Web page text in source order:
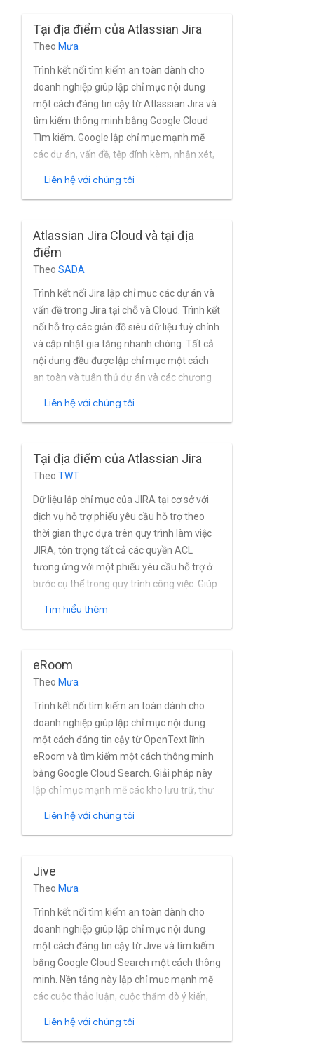
quản lý người dùng và nhóm được tích hợp
sẵn trong Cloud.
Tại địa điểm của Atlassian Jira
Theo Mưa
Trình kết nối tìm kiếm an toàn dành cho
doanh nghiệp giúp lập chỉ mục nội dung
một cách đáng tin cậy từ Atlassian Jira và
tìm kiếm thông minh bằng Google Cloud
Tìm kiếm. Google lập chỉ mục mạnh mẽ
các dự án, vấn đề, tệp đính kèm, nhận xét,
liên kết và hồ sơ từ Jira tại cơ sở hạ tầng
và người dùng tích hợp sẵn của Jira, cũng
như Jira dựa trên Active Directory và các
thư mục khác luôn miễn phí.
Liên hệ với chúng tôi
Atlassian Jira Cloud và tại địa
điểm
Theo SADA
Trình kết nối Jira lập chỉ mục các dự án và
vấn đề trong Jira tại chỗ và Cloud. Trình kết
nối hỗ trợ các giản đồ siêu dữ liệu tuỳ chỉnh
và cập nhật gia tăng nhanh chóng. Tất cả
nội dung đều được lập chỉ mục một cách
an toàn và tuân thủ dự án và các chương
dụng một trình bổ trợ tuỳ chỉnh do SADA
trợ các thư mục của bên thứ ba hoặc Jira
tích hợp sẵn tính năng quản lý nhóm và
người dùng.
Liên hệ với chúng tôi
Tại địa điểm của Atlassian Jira
Theo TWT
Dữ liệu lập chỉ mục của JIRA tại cơ sở với
dịch vụ hỗ trợ phiếu yêu cầu hỗ trợ theo
thời gian thực dựa trên quy trình làm việc
JIRA, tôn trọng tất cả các quyền ACL
tương ứng với một phiếu yêu cầu hỗ trợ ở
bước cụ thể trong quy trình công việc. Giúp
Tìm hiểu thêm
eRoom
Theo Mưa
Trình kết nối tìm kiếm an toàn dành cho
doanh nghiệp giúp lập chỉ mục nội dung
một cách đáng tin cậy từ OpenText lĩnh
eRoom và tìm kiếm một cách thông minh
bằng Google Cloud Search. Giải pháp này
lập chỉ mục mạnh mẽ các kho lưu trữ, thư
của chúng từ Chromium eRoom gần như
người dùng tích hợp sẵn của Chromium
eRoom.
Liên hệ với chúng tôi
Jive
Theo Mưa
Trình kết nối tìm kiếm an toàn dành cho
doanh nghiệp giúp lập chỉ mục nội dung
một cách đáng tin cậy từ Jive và tìm kiếm
bằng Google Cloud Search một cách thông
minh. Nền tảng này lập chỉ mục mạnh mẽ
các cuộc thảo luận, cuộc thăm dò ý kiến,
vụ, video, tin nhắn, ý tưởng, hồ sơ và thông
Liên hệ với chúng tôi